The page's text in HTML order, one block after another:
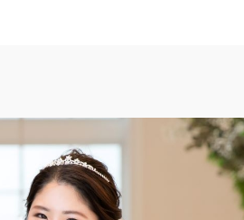
TOP
トップ
WEDDING REPORT
体験者レポート